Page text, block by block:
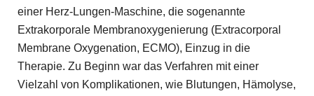
einer Herz-Lungen-Maschine, die sogenannte
Extrakorporale Membranoxygenierung (Extracorporal
Membrane Oxygenation, ECMO), Einzug in die
Therapie. Zu Beginn war das Verfahren mit einer
Vielzahl von Komplikationen, wie Blutungen, Hämolyse,